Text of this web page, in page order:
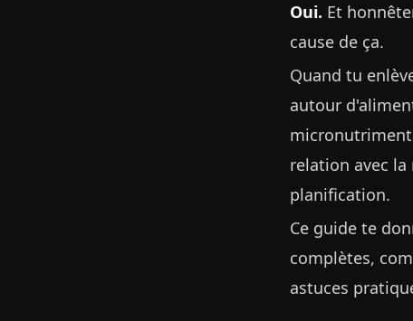
Oui. Et
cause de ça.
Quand tu
autour
relation avec
planification.
Ce guide te
complètes,
astuces